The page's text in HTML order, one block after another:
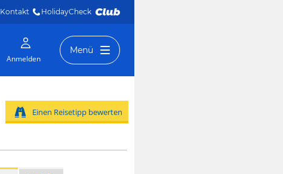
Kontakt HolidayCheck
Anmelden
Menü
Einen Reisetipp bewerten